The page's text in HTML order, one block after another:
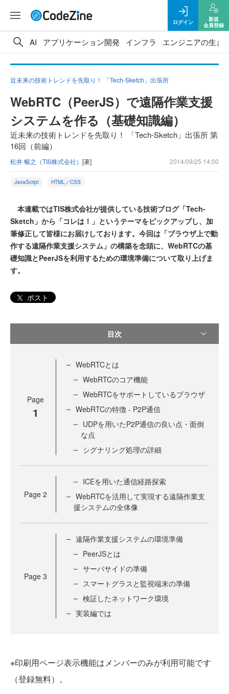
ログイン
新規
会員登録
AI アプリケーション開発 インフラ エンジニアの生き
近未来の技術トレンドを先取り！ 「Tech-Sketch」出張所
WebRTC（PeerJS）で遠隔作業支援
システムを作る（基礎知識編）
近未来の技術トレンドを先取り！ 「Tech-Sketch」出張所 第
16回（前編）
松井 暢之（TIS株式会社） [著] 2014/09/25 14:00
JavaScript HTML／CSS
本連載ではTIS株式会社が提供している技術ブログ「Tech-
Sketch」から「コレは！」というテーマをピックアップし、加
筆修正して皆様にお届けしております。今回は「ブラウザ上で動
作する遠隔作業支援システム」の構築を念頭に、WebRTCの基
礎知識とPeerJSを利用するための環境準備について取り上げま
す。
ポスト
目次
Page
1
WebRTCとは
WebRTCのコア機能
WebRTCをサポートしているブラウザ
WebRTCの特徴 - P2P通信
UDPを用いたP2P通信の良い点・面倒
な点
シグナリング処理の詳細
Page 2
ICEを用いた通信経路探索
WebRTCを活用して実現する遠隔作業支
援システムの全体像
Page 3
遠隔作業支援システムの環境準備
PeerJSとは
サーバサイドの準備
スマートグラスと監視端末の準備
検証したネットワーク環境
実装編では
※印刷用ページ表示機能はメンバーのみが利用可能です
（登録無料）。